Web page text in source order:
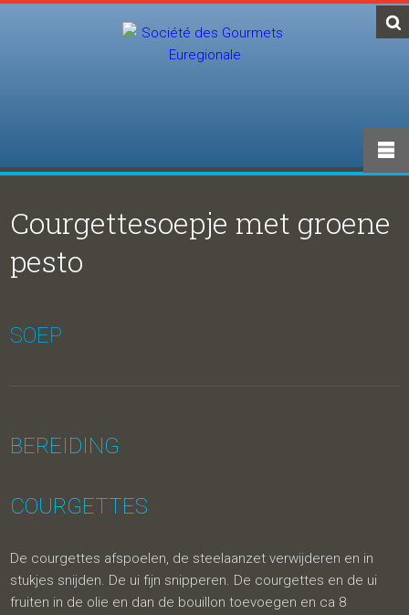
Courgettesoepje met groene
pesto
SOEP
BEREIDING
COURGETTES
De courgettes afspoelen, de steelaanzet verwijderen en in
stukjes snijden. De ui fijn snipperen. De courgettes en de ui
fruiten in de olie en dan de bouillon toevoegen en ca 8